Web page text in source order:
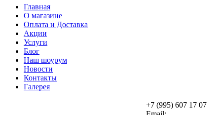
Главная
О магазине
Оплата и Доставка
Акции
Услуги
Блог
Наш шоурум
Новости
Контакты
Галерея
+7 (995) 607 17 07